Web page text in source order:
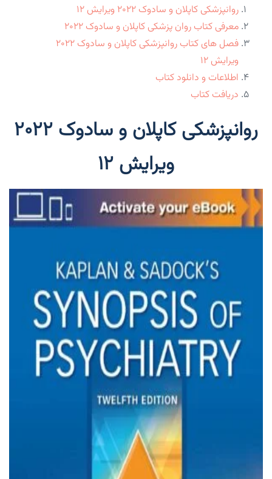
روانپزشکی کاپلان و سادوک ۲۰۲۲ ویرایش ۱۲
معرفی کتاب روان پزشکی کاپلان و سادوک ۲۰۲۲
فصل های کتاب روانپزشکی کاپلان و سادوک ۲۰۲۲
ویرایش ۱۲
اطلاعات و دانلود کتاب
دریافت کتاب
روانپزشکی کاپلان و سادوک ۲۰۲۲
ویرایش ۱۲